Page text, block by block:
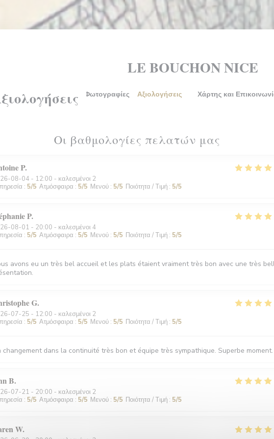
LE BOUCHON NICE
Φωτογραφίες Αξιολογήσεις ((ανοίγει σε νέο
Χάρτης και
Οι βαθμολογίες πελατών μας
P
08-04 - 12:00 - καλεσμένοι 2
: 5/5 Ατμόσφαιρα : 5/5 Μενού : 5/5 Ποιότητα / Τιμή : 5/5
P
08-01 - 20:00 - καλεσμένοι 4
: 5/5 Ατμόσφαιρα : 5/5 Μενού : 5/5 Ποιότητα / Τιμή : 5/5
avons eu un très bel accueil et les plats étaient vraiment très bon avec une très
G
07-25 - 12:00 - καλεσμένοι 2
: 5/5 Ατμόσφαιρα : 5/5 Μενού : 5/5 Ποιότητα / Τιμή : 5/5
changement dans la continuité très bon et équipe très sympathique. Superbe moment.
B
07-21 - 20:00 - καλεσμένοι 2
: 5/5 Ατμόσφαιρα : 5/5 Μενού : 5/5 Ποιότητα / Τιμή : 5/5
W